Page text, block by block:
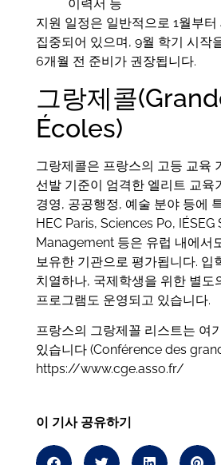
이력서 등
지원 일정은 일반적으로 1월부터
집중되어 있으며, 9월 학기 시작
6개월 전 준비가 권장됩니다.
그랑제콜
Écoles)
그랑제콜은 프랑스의 고등 교육
선발 기준이 엄격한 엘리트 교육
경영, 공공행정, 예술 분야 등에
HEC Paris, Sciences Po,
Management 등은 유럽 내에서
보유한 기관으로 평가됩니다. 입
치열하나, 국제학생을 위한 별도
프로그램도 운영되고 있습니다.
프랑스의 그랑제꼴 리스트는 여
있습니다 (Conférence des
https://www.cge.asso.fr/
이 기사 공유하기